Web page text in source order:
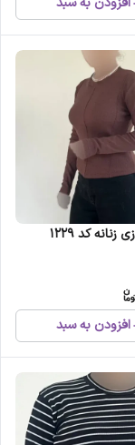
کد 1229
افزودن به سبد